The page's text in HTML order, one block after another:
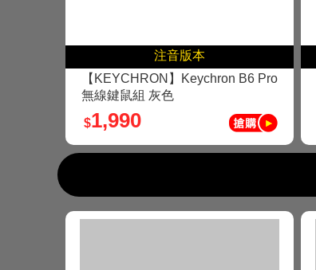
注音版本
【KEYCHRON】Keychron B6 Pro
無線鍵鼠組 灰色
$1,990